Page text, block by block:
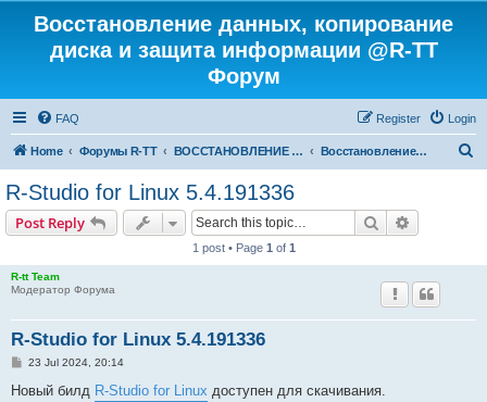
Восстановление данных, копирование
диска и защита информации @R-TT
Форум
FAQ Login
Register
Home Форумы R-TT ВОССТАНОВЛЕНИЕ ДАННЫХ И УДАЛЕННЫХ ФАЙЛОВ Восстановление данных
R-Studio for Linux 5.4.191336
Post Reply Search
1 post • Page 1 of 1
R-tt Team
Модератор Форума
R-Studio for Linux 5.4.191336
P
s
23 Jul 2024, 20:14
Новый билд R-Studio for Linux доступен для скачивания.